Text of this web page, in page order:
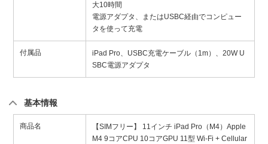
大10時間
電源アダプタ、またはUSBC経由でコンピュー
タを使って充電
付属品
iPad Pro、USBC充電ケーブル（1m）、20W U
SBC電源アダプタ
基本情報
商品名
【SIMフリー】 11インチ iPad Pro（M4）Apple
M4 9コアCPU 10コアGPU 11型 Wi-Fi + Cellular